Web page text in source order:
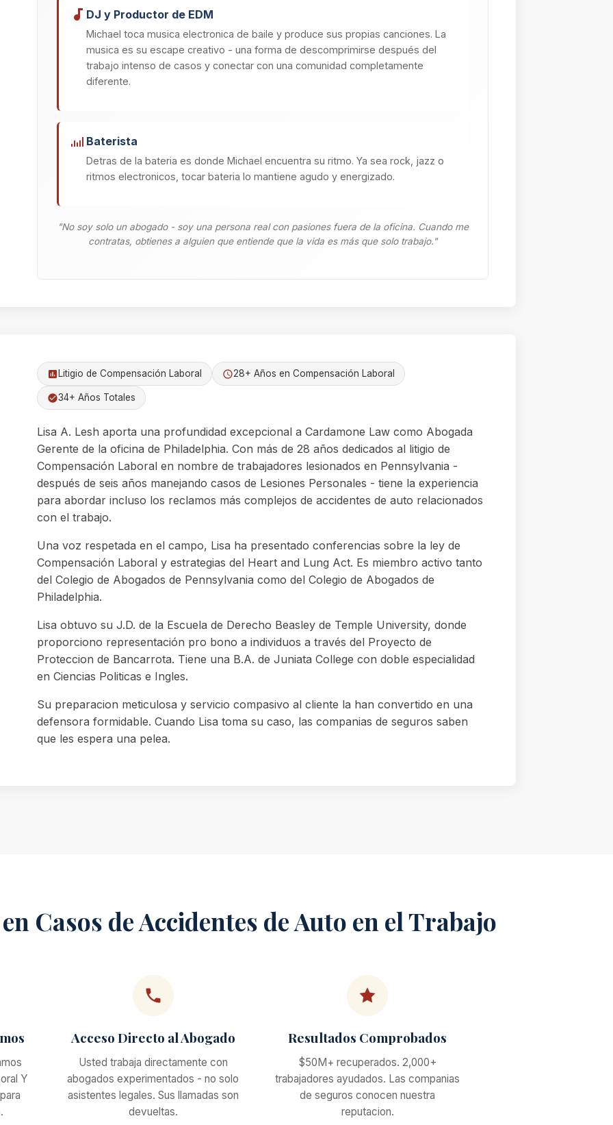
DJ y Productor de EDM
Michael toca musica electronica de baile y produce sus propias canciones. La
musica es su escape creativo - una forma de descomprimirse después del
trabajo intenso de casos y conectar con una comunidad completamente
diferente.
Baterista
Detras de la bateria es donde Michael encuentra su ritmo. Ya sea rock, jazz o
ritmos electronicos, tocar bateria lo mantiene agudo y energizado.
"No soy solo un abogado - soy una persona real con pasiones fuera de la oficina. Cuando me
contratas, obtienes a alguien que entiende que la vida es más que solo trabajo."
Litigio de Compensación Laboral 28+ Años en Compensación Laboral
34+ Años Totales
Lisa A. Lesh aporta una profundidad excepcional a Cardamone Law como Abogada
Gerente de la oficina de Philadelphia. Con más de 28 años dedicados al litigio de
Compensación Laboral en nombre de trabajadores lesionados en Pennsylvania -
después de seis años manejando casos de Lesiones Personales - tiene la experiencia
para abordar incluso los reclamos más complejos de accidentes de auto relacionados
con el trabajo.
Una voz respetada en el campo, Lisa ha presentado conferencias sobre la ley de
Compensación Laboral y estrategias del Heart and Lung Act. Es miembro activo tanto
del Colegio de Abogados de Pennsylvania como del Colegio de Abogados de
Philadelphia.
Lisa obtuvo su J.D. de la Escuela de Derecho Beasley de Temple University, donde
proporciono representación pro bono a individuos a través del Proyecto de
Proteccion de Bancarrota. Tiene una B.A. de Juniata College con doble especialidad
en Ciencias Politicas e Ingles.
Su preparacion meticulosa y servicio compasivo al cliente la han convertido en una
defensora formidable. Cuando Lisa toma su caso, las companias de seguros saben
que les espera una pelea.
Casos de Accidentes de Auto en el Trabajo
Y
Acceso Directo al Abogado
Usted trabaja directamente con
abogados experimentados - no solo
asistentes legales. Sus llamadas son
devueltas.
Resultados Comprobados
$50M+ recuperados. 2,000+
trabajadores ayudados. Las companias
de seguros conocen nuestra
reputacion.